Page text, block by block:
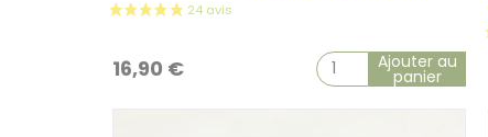
16,90 € Ajouter au
panier